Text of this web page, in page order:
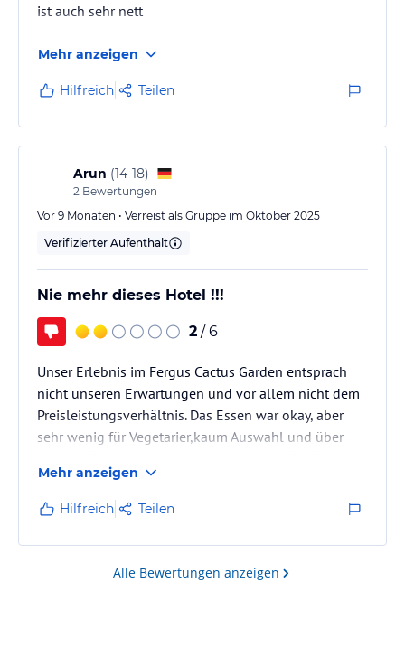
ist auch sehr nett
Mehr anzeigen
Hilfreich Teilen
Arun (14-18)
2 Bewertungen
Vor 9 Monaten • Verreist als Gruppe im Oktober 2025
Verifizierter Aufenthalt
Nie mehr dieses Hotel !!!
2 / 6
Unser Erlebnis im Fergus Cactus Garden entsprach
nicht unseren Erwartungen und vor allem nicht dem
Preisleistungsverhältnis. Das Essen war okay, aber
sehr wenig für Vegetarier,kaum Auswahl und über
waren sehr verschmutzt und auch an der Decke war
Schimmel zu erkennen. Außerdem war auch das Sofa
was in unserem Stand vollkommen verdreckt.
Das Reinigungspersonal hat jeden Tag nur den
Mülleimer gelehrt und nie den Boden gewischt
Mehr anzeigen
Hilfreich Teilen
Alle Bewertungen anzeigen